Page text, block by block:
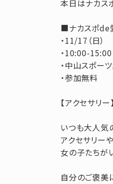
本日はナカス
■ナカスポde
・11/17（日）
・10:00-15:00
・中山スポー
・参加無料
【アクセサリ
いつも大人気
アクセサリー
女の子たちが
自分のご褒